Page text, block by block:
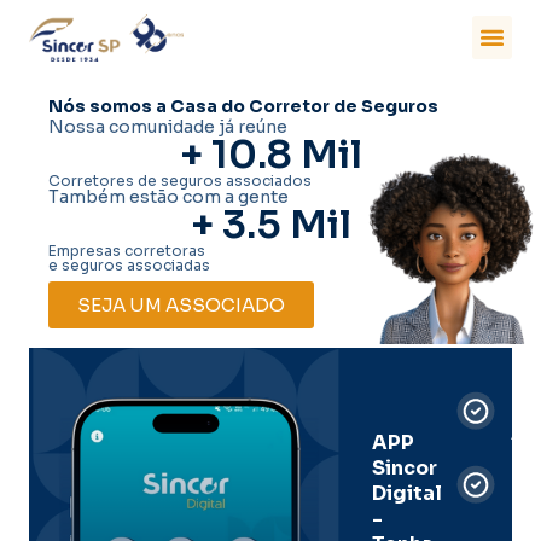
Nós somos a Casa do Corretor de Seguros
Nossa comunidade já reúne
+ 10.8 Mil
Corretores de seguros associados
Também estão com a gente
+ 3.5 Mil
Empresas corretoras
e seguros associadas
SEJA UM ASSOCIADO
APP
Sincor
Digital
-